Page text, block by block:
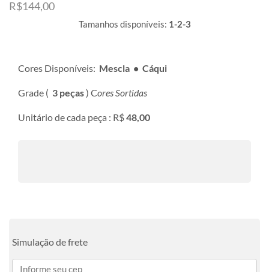
R$144,00
Tamanhos disponíveis: 1-2-3
Cores Disponíveis: Mescla • Cáqui
Grade ( 3 peças) Cores Sortidas
Unitário de cada peça : R$48,00
Simulação de frete